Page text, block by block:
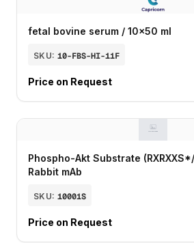
fetal bovine serum / 10x50 ml
SKU: 10-FBS-HI-11F
Price on Request
Phospho-Akt Substrate
Rabbit mAb
SKU: 10001S
Price on Request